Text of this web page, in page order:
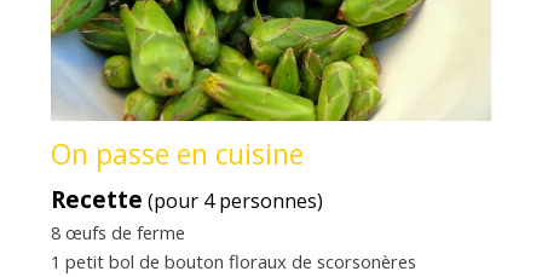
On passe en cuisine
Recette (pour 4 personnes)
8 œufs de ferme
1 petit bol de bouton floraux de scorsonères